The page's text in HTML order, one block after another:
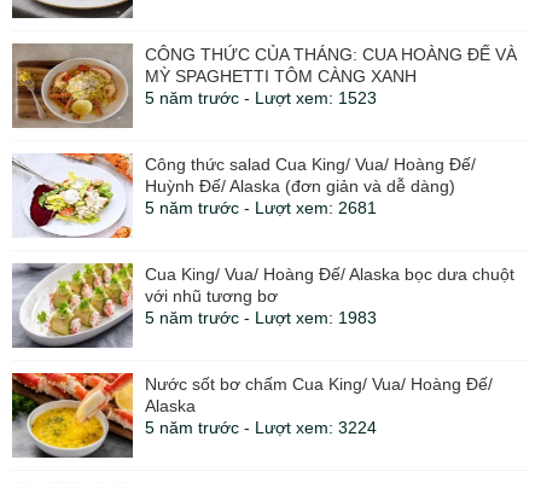
CÔNG THỨC CỦA THÁNG: CUA HOÀNG ĐẾ VÀ
MỲ SPAGHETTI TÔM CÀNG XANH
5 năm trước - Lượt xem: 1523
Công thức salad Cua King/ Vua/ Hoàng Đế/
Huỳnh Đế/ Alaska (đơn giản và dễ dàng)
5 năm trước - Lượt xem: 2681
Cua King/ Vua/ Hoàng Đế/ Alaska bọc dưa chuột
với nhũ tương bơ
5 năm trước - Lượt xem: 1983
Nước sốt bơ chấm Cua King/ Vua/ Hoàng Đế/
Alaska
5 năm trước - Lượt xem: 3224